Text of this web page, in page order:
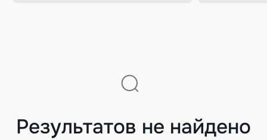
Результатов не найдено